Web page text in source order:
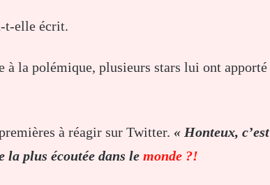
t-elle écrit.
à la polémique, plusieurs stars lui ont apporté
à réagir sur Twitter. « Honteux, c’est
la plus écoutée dans le monde ?!